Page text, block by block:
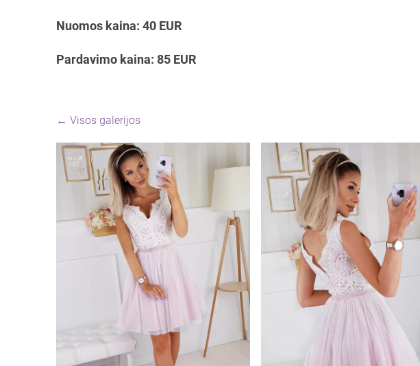
Nuomos kaina: 40 EUR
Pardavimo kaina: 85 EUR
Visos galerijos